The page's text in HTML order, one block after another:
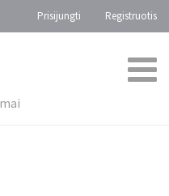
Prisijungti Registruotis